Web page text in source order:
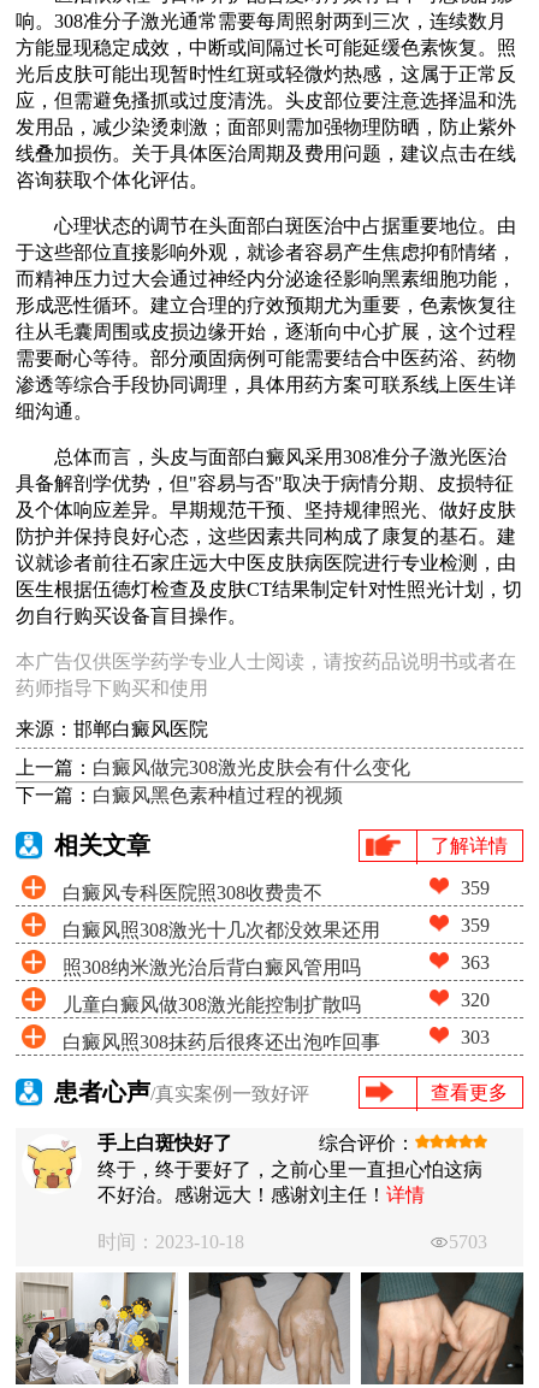
响。308准分子激光通常需要每周照射两到三次，连续数月
方能显现稳定成效，中断或间隔过长可能延缓色素恢复。照
光后皮肤可能出现暂时性红斑或轻微灼热感，这属于正常反
应，但需避免搔抓或过度清洗。头皮部位要注意选择温和洗
发用品，减少染烫刺激；面部则需加强物理防晒，防止紫外
线叠加损伤。关于具体医治周期及费用问题，建议点击在线
咨询获取个体化评估。
心理状态的调节在头面部白斑医治中占据重要地位。由
于这些部位直接影响外观，就诊者容易产生焦虑抑郁情绪，
而精神压力过大会通过神经内分泌途径影响黑素细胞功能，
形成恶性循环。建立合理的疗效预期尤为重要，色素恢复往
往从毛囊周围或皮损边缘开始，逐渐向中心扩展，这个过程
需要耐心等待。部分顽固病例可能需要结合中医药浴、药物
渗透等综合手段协同调理，具体用药方案可联系线上医生详
细沟通。
总体而言，头皮与面部白癜风采用308准分子激光医治
具备解剖学优势，但"容易与否"取决于病情分期、皮损特征
及个体响应差异。早期规范干预、坚持规律照光、做好皮肤
防护并保持良好心态，这些因素共同构成了康复的基石。建
议就诊者前往石家庄远大中医皮肤病医院进行专业检测，由
医生根据伍德灯检查及皮肤CT结果制定针对性照光计划，切
勿自行购买设备盲目操作。
本广告仅供医学药学专业人士阅读，请按药品说明书或者在
药师指导下购买和使用
来源：邯郸白癜风医院
上一篇： 白癜风做完308激光皮肤会有什么变化
下一篇： 白癜风黑色素种植过程的视频
相关文章 了解详情
白癜风专科医院照308收费贵不 359
白癜风照308激光十几次都没效果还用
照吗
359
照308纳米激光治后背白癜风管用吗 363
儿童白癜风做308激光能控制扩散吗 320
白癜风照308抹药后很疼还出泡咋回事 303
患者心声/真实案例一致好评 查看更多
手上白斑快好了
综合评价：
终于，终于要好了，之前心里一直担心怕这病
不好治。感谢远大！感谢刘主任！详情
时间：2023-10-18 5703